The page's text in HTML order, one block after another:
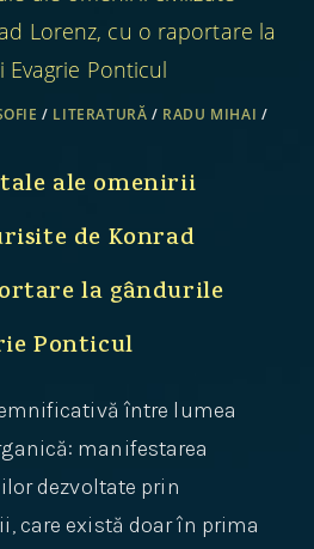
/ LITERATURĂ / RADU MIHAI /
ale omenirii
de Konrad
la gândurile
Ponticul
între lumea
manifestarea
dezvoltate prin
care există doar în prima